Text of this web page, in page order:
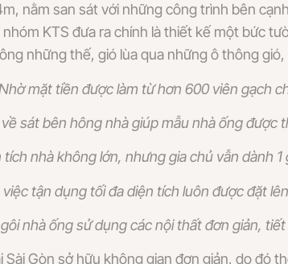
nằm san sát với những công trình bên
KTS đưa ra chính là thiết kế một bức
những thế, gió lùa qua những ô thông
mặt tiền được làm từ hơn 600 viên gạch
sát bên hông nhà giúp mẫu nhà ống
tích nhà không lớn, nhưng gia chủ vẫn dành
tận dụng tối đa diện tích luôn được đặt
nhà ống sử dụng các nội thất đơn giản,
Gòn sở hữu không gian đơn giản, do đó